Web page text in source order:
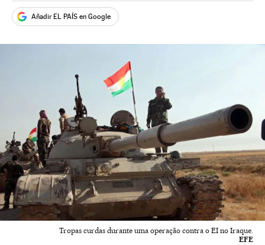
Añadir EL PAÍS en Google
Tropas curdas durante uma operação contra o EI no Iraque.
EFE